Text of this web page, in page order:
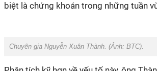
biệt là chứng khoán trong những tuần
Chuyên gia Nguyễn Xuân Thành. (Ảnh: BTC).